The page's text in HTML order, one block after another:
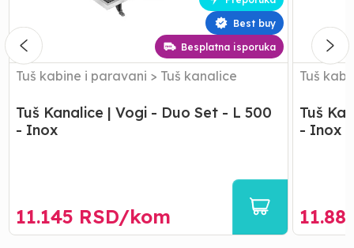
-
500
Best buy
Besplatna isporuka
Tuš kabine i paravani > Tuš kanalice
Tuš Kanalice | Vogi - Duo Set - L 500
- Inox
11.145 RSD/kom
600
Tuš
Tuš
- Inox